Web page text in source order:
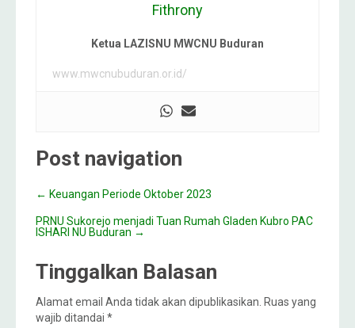
Fithrony
Ketua LAZISNU MWCNU Buduran
www.mwcnubuduran.or.id/
Post navigation
← Keuangan Periode Oktober 2023
PRNU Sukorejo menjadi Tuan Rumah Gladen Kubro PAC
ISHARI NU Buduran →
Tinggalkan Balasan
Alamat email Anda tidak akan dipublikasikan. Ruas yang
wajib ditandai *